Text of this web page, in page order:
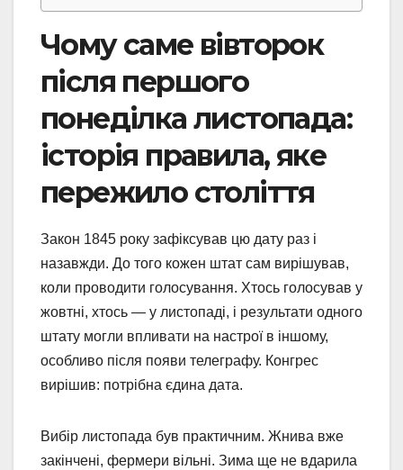
Чому саме вівторок
після першого
понеділка листопада:
історія правила, яке
пережило століття
Закон 1845 року зафіксував цю дату раз і
назавжди. До того кожен штат сам вирішував,
коли проводити голосування. Хтось голосував у
жовтні, хтось — у листопаді, і результати одного
штату могли впливати на настрої в іншому,
особливо після появи телеграфу. Конгрес
вирішив: потрібна єдина дата.
Вибір листопада був практичним. Жнива вже
закінчені, фермери вільні. Зима ще не вдарила